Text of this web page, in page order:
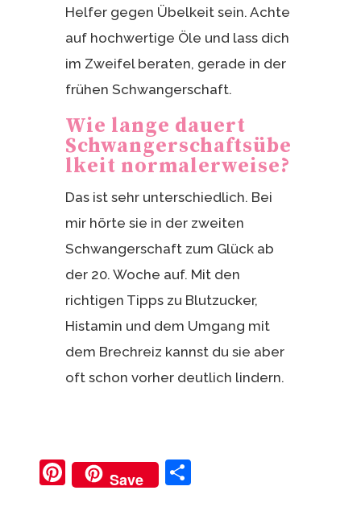
Helfer gegen Übelkeit sein. Achte
auf hochwertige Öle und lass dich
im Zweifel beraten, gerade in der
frühen Schwangerschaft.
Wie lange dauert
Schwangerschaftsübe
lkeit normalerweise?
Das ist sehr unterschiedlich. Bei
mir hörte sie in der zweiten
Schwangerschaft zum Glück ab
der 20. Woche auf. Mit den
richtigen Tipps zu Blutzucker,
Histamin und dem Umgang mit
dem Brechreiz kannst du sie aber
oft schon vorher deutlich lindern.
Pi
nt
Save
T